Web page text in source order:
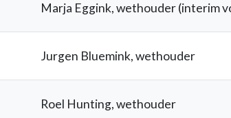
Marja Eggink, wethouder (interim
Jurgen Bluemink, wethouder
Roel Hunting, wethouder